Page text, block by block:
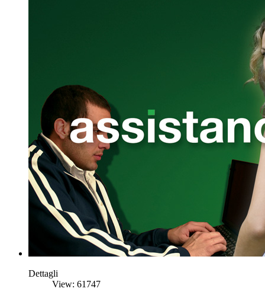
Dettagli
View: 61747